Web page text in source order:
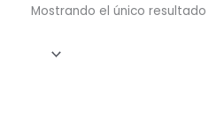
Mostrando el único resultado